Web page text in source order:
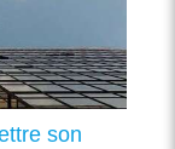
son